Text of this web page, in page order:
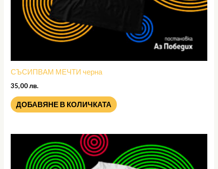
СЪСИПВАМ МЕЧТИ черна
35,00лв.
ДОБАВЯНЕ В КОЛИЧКАТА